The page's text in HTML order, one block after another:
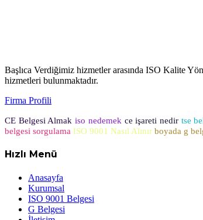
Başlıca Verdiğimiz hizmetler arasında ISO Kalite
hizmetleri bulunmaktadır.
Firma Profili
CE Belgesi Almak iso nedemek ce işareti nedir tse
belgesi sorgulama ISO 9001 Nasıl Alınır boyada g
Hızlı Menü
Anasayfa
Kurumsal
ISO 9001 Belgesi
G Belgesi